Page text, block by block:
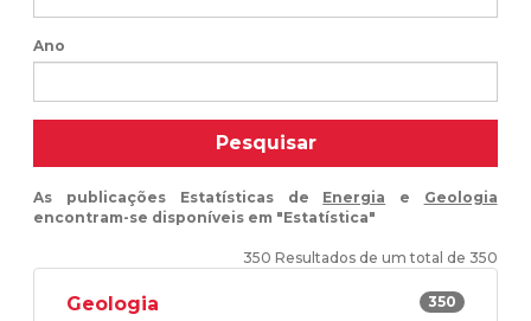
Ano
Pesquisar
As publicações Estatísticas de Energia e Geologia
encontram-se disponíveis em "Estatística"
350 Resultados de um total de 350
Geologia 350